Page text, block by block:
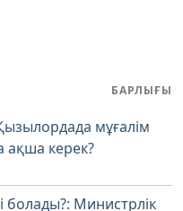
БАРЛЫҒЫ
мұғалім
ақша керек?
болады?: Министрлік